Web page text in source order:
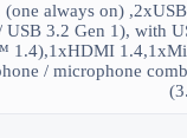
always on)
USB 3.2 Gen 1), with
1.4),1xHDMI
/ microphone